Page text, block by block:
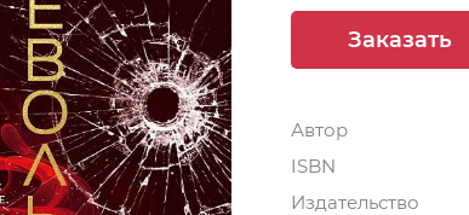
Заказать
Автор
ISBN
Издательство